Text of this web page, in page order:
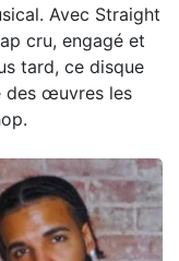
Avec Straight
cru, engagé et
tard, ce disque
des œuvres les